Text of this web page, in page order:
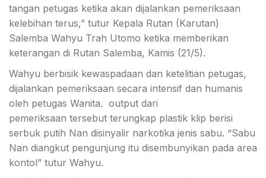
tangan petugas ketika akan dijalankan pemeriksaan
kelebihan terus,” tutur Kepala Rutan (Karutan)
Salemba Wahyu Trah Utomo ketika memberikan
keterangan di Rutan Salemba, Kamis (21/5).
Wahyu berbisik kewaspadaan dan ketelitian petugas,
dijalankan pemeriksaan secara intensif dan humanis
oleh petugas Wanita. output dari
pemeriksaan tersebut terungkap plastik klip berisi
serbuk putih Nan disinyalir narkotika jenis sabu. “Sabu
Nan diangkut pengunjung itu disembunyikan pada area
kontol” tutur Wahyu.